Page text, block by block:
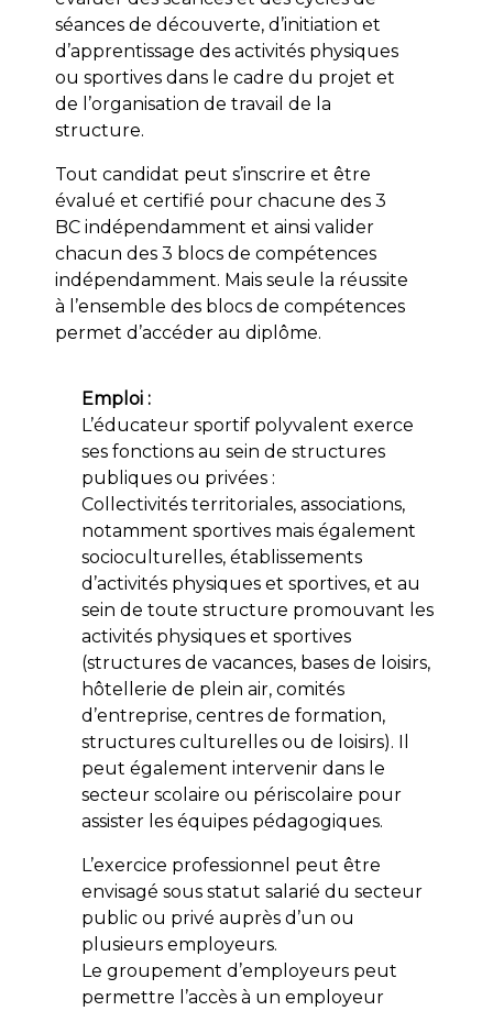
séances de découverte, d’initiation et
d’apprentissage des activités physiques
ou sportives dans le cadre du projet et
de l’organisation de travail de la
structure.
Tout candidat peut s’inscrire et être
évalué et certifié pour chacune des 3
BC indépendamment et ainsi valider
chacun des 3 blocs de compétences
indépendamment. Mais seule la réussite
à l’ensemble des blocs de compétences
permet d’accéder au diplôme.
Emploi :
L’éducateur sportif polyvalent exerce
ses fonctions au sein de structures
publiques ou privées :
Collectivités territoriales, associations,
notamment sportives mais également
socioculturelles, établissements
d’activités physiques et sportives, et au
sein de toute structure promouvant les
activités physiques et sportives
(structures de vacances, bases de loisirs,
hôtellerie de plein air, comités
d’entreprise, centres de formation,
structures culturelles ou de loisirs). Il
peut également intervenir dans le
secteur scolaire ou périscolaire pour
assister les équipes pédagogiques.
L’exercice professionnel peut être
envisagé sous statut salarié du secteur
public ou privé auprès d’un ou
plusieurs employeurs.
Le groupement d’employeurs peut
permettre l’accès à un employeur